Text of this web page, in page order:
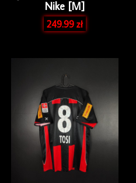
Nike [M]
249.99zł